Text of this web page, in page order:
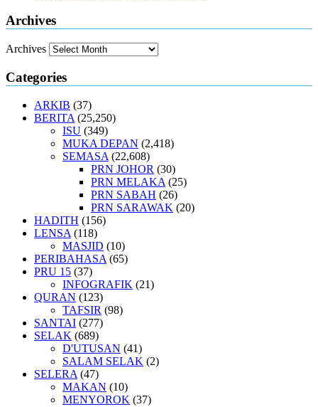
Archives
Archives
Categories
ARKIB (37)
BERITA (25,250)
ISU (349)
MUKA DEPAN (2,418)
SEMASA (22,608)
PRN JOHOR (30)
PRN MELAKA (25)
PRN SABAH (26)
PRN SARAWAK (20)
HADITH (156)
LENSA (118)
MASJID (10)
PERIBAHASA (65)
PRU 15 (37)
INFOGRAFIK (21)
QURAN (123)
TAFSIR (98)
SANTAI (277)
SELAK (689)
D'UTUSAN (41)
SALAM SELAK (2)
SELERA (47)
MAKAN (10)
MENYOROK (37)